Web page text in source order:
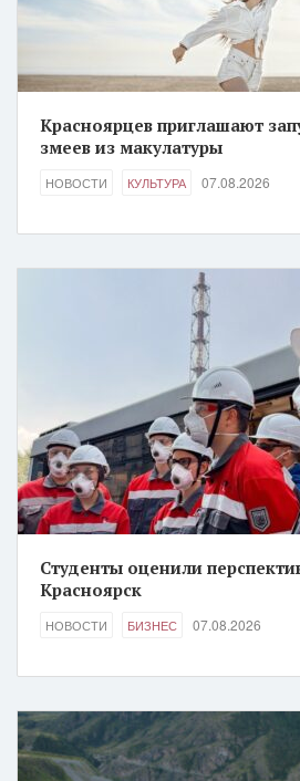
Красноярцев приглашают
змеев из макулатуры
НОВОСТИ КУЛЬТУРА 07.08.2026
Студенты оценили
Красноярск
НОВОСТИ БИЗНЕС 07.08.2026